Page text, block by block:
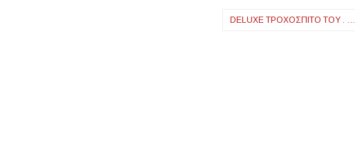
DELUXE ΤΡΟΧΌΣΠΙΤΟ ΤΟΥ . …